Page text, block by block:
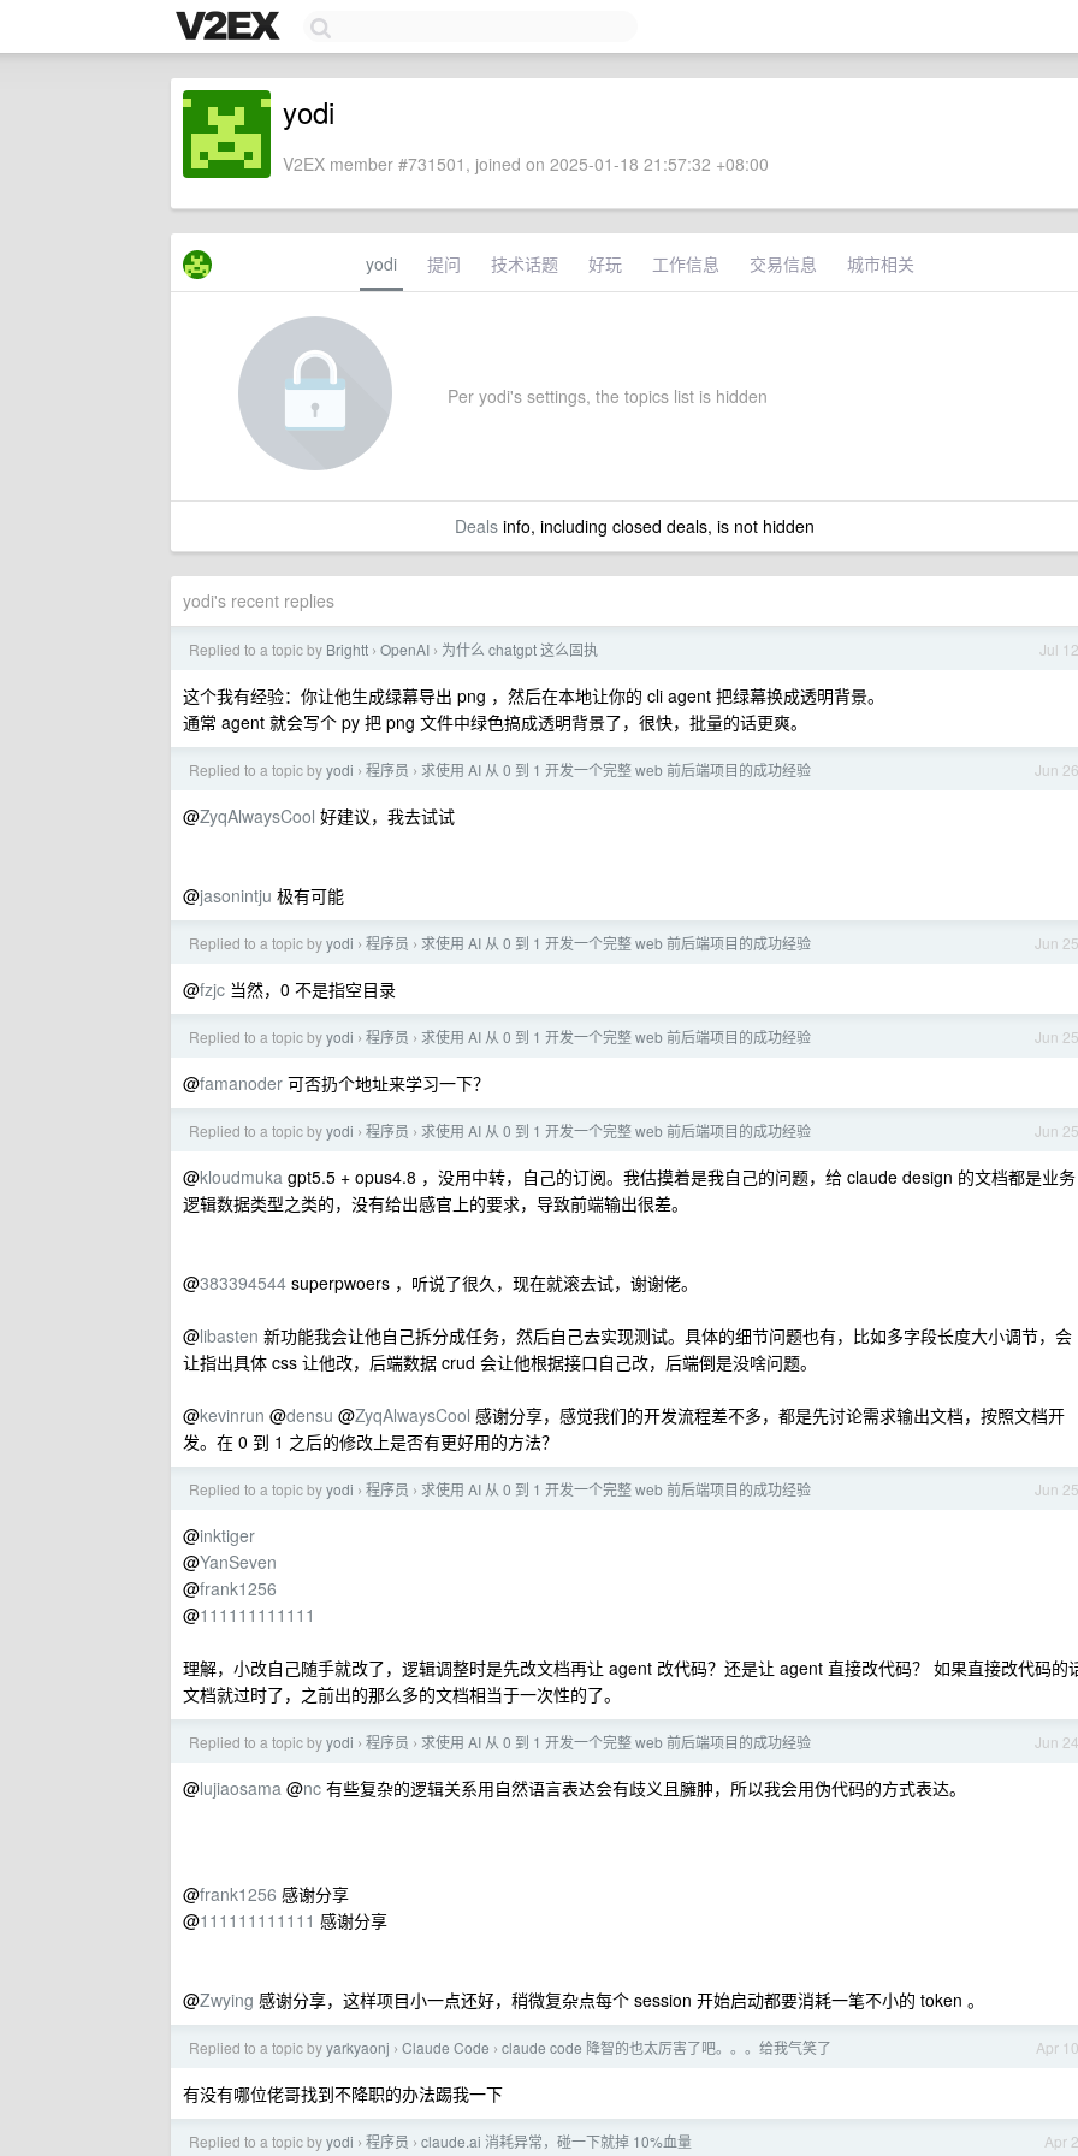
yodi
V2EX member #731501, joined on 2025-01-18 21:57:32 +08:00
yodi 提问 技术话题 好玩 工作信息 交易信息 城市相关
Per yodi's settings, the topics list is hidden
Dealsinfo, including closed deals, is not hidden
yodi's recent replies
Jul 12
Replied to a topic by Brightt › OpenAI › 为什么 chatgpt 这么固执
这个我有经验：你让他生成绿幕导出 png ，然后在本地让你的 cli agent 把绿幕换成透明背景。
通常 agent 就会写个 py 把 png 文件中绿色搞成透明背景了，很快，批量的话更爽。
Jun 26
Replied to a topic byyodi › 程序员 › 求使用 AI 从 0 到 1 开发一个完整 web 前后端项目的成功经验
@ZyqAlwaysCool 好建议，我去试试
@jasonintju 极有可能
Jun 25
Replied to a topic byyodi › 程序员 › 求使用 AI 从 0 到 1 开发一个完整 web 前后端项目的成功经验
@fzjc 当然，0 不是指空目录
Jun 25
Replied to a topic byyodi › 程序员 › 求使用 AI 从 0 到 1 开发一个完整 web 前后端项目的成功经验
@famanoder 可否扔个地址来学习一下？
Jun 25
Replied to a topic byyodi › 程序员 › 求使用 AI 从 0 到 1 开发一个完整 web 前后端项目的成功经验
@kloudmuka gpt5.5 + opus4.8 ，没用中转，自己的订阅。我估摸着是我自己的问题，给 claude design 的文档都是业务
逻辑数据类型之类的，没有给出感官上的要求，导致前端输出很差。
@383394544 superpwoers ，听说了很久，现在就滚去试，谢谢佬。
@libasten 新功能我会让他自己拆分成任务，然后自己去实现测试。具体的细节问题也有，比如多字段长度大小调节，会
让指出具体 css 让他改，后端数据 crud 会让他根据接口自己改，后端倒是没啥问题。
@kevinrun @densu @ZyqAlwaysCool 感谢分享，感觉我们的开发流程差不多，都是先讨论需求输出文档，按照文档开
发。在 0 到 1 之后的修改上是否有更好用的方法？
Jun 25
Replied to a topic byyodi › 程序员 › 求使用 AI 从 0 到 1 开发一个完整 web 前后端项目的成功经验
@inktiger
@YanSeven
@frank1256
@111111111111
理解，小改自己随手就改了，逻辑调整时是先改文档再让 agent 改代码？还是让 agent 直接改代码？ 如果直接改代码的
文档就过时了，之前出的那么多的文档相当于一次性的了。
Jun 24
Replied to a topic byyodi › 程序员 › 求使用 AI 从 0 到 1 开发一个完整 web 前后端项目的成功经验
@lujiaosama @nc 有些复杂的逻辑关系用自然语言表达会有歧义且臃肿，所以我会用伪代码的方式表达。
@frank1256 感谢分享
@111111111111 感谢分享
@Zwying 感谢分享，这样项目小一点还好，稍微复杂点每个 session 开始启动都要消耗一笔不小的 token 。
Apr 10
Replied to a topic byyarkyaonj › Claude Code › claude code 降智的也太厉害了吧。。。给我气笑了
有没有哪位佬哥找到不降职的办法踢我一下
Apr 2
Replied to a topic byyodi › 程序员 › claude.ai 消耗异常，碰一下就掉 10%血量